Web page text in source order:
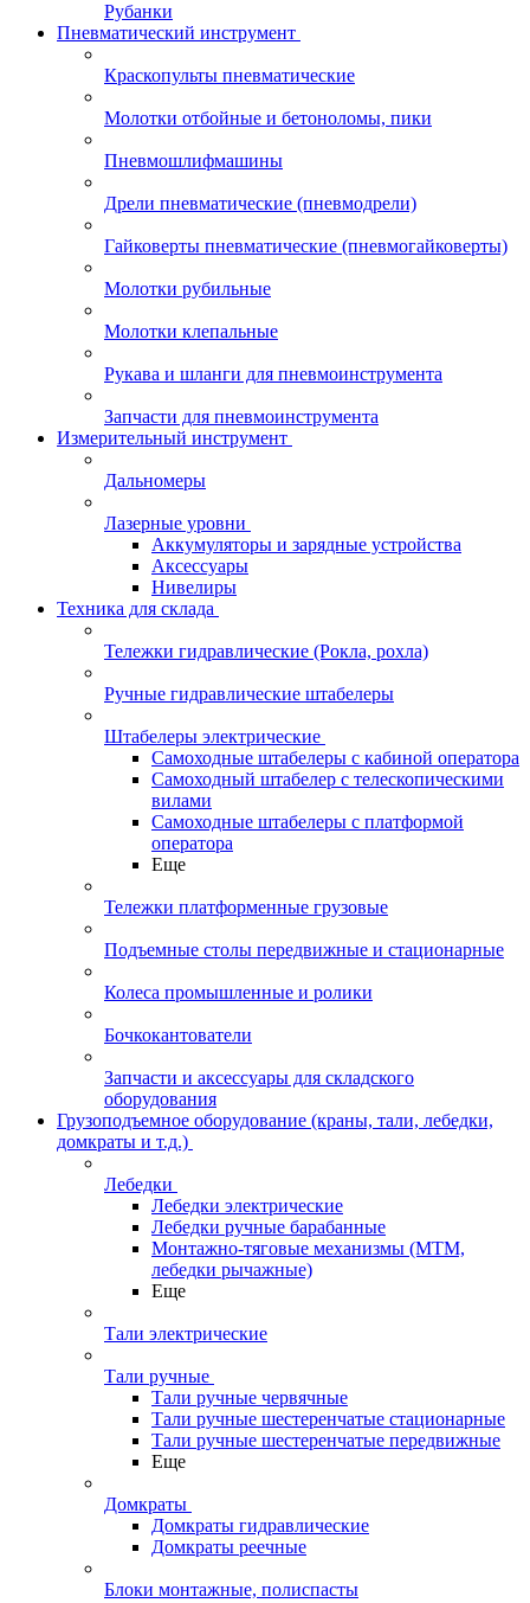
Рубанки
Пневматический инструмент
Краскопульты пневматические
Молотки отбойные и бетоноломы, пики
Пневмошлифмашины
Дрели пневматические (пневмодрели)
Гайковерты пневматические (пневмогайковерты)
Молотки рубильные
Молотки клепальные
Рукава и шланги для пневмоинструмента
Запчасти для пневмоинструмента
Измерительный инструмент
Дальномеры
Лазерные уровни
Аккумуляторы и зарядные устройства
Аксессуары
Нивелиры
Техника для склада
Тележки гидравлические (Рокла, рохла)
Ручные гидравлические штабелеры
Штабелеры электрические
Самоходные штабелеры с кабиной оператора
Самоходный штабелер с телескопическими
вилами
Самоходные штабелеры с платформой
оператора
Еще
Тележки платформенные грузовые
Подъемные столы передвижные и стационарные
Колеса промышленные и ролики
Бочкокантователи
Запчасти и аксессуары для складского
оборудования
Грузоподъемное оборудование (краны, тали, лебедки,
домкраты и т.д.)
Лебедки
Лебедки электрические
Лебедки ручные барабанные
Монтажно-тяговые механизмы (МТМ,
лебедки рычажные)
Еще
Тали электрические
Тали ручные
Тали ручные червячные
Тали ручные шестеренчатые стационарные
Тали ручные шестеренчатые передвижные
Еще
Домкраты
Домкраты гидравлические
Домкраты реечные
Блоки монтажные, полиспасты